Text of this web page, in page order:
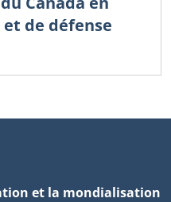
de défense
et la mondialisation